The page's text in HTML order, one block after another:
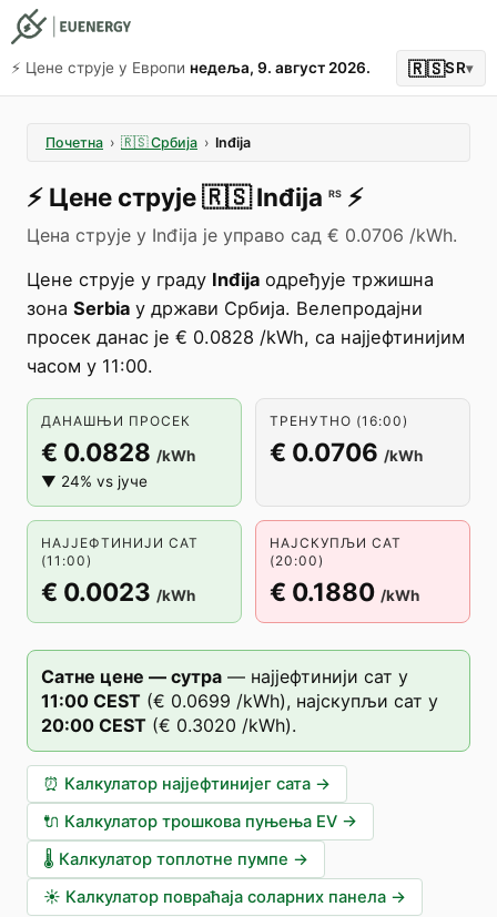
⚡️ Цене струје у Европи недеља, 9. август 2026. 🇷🇸SR▾
Почетна › 🇷🇸 Србија › Inđija
⚡️ Цене струје🇷🇸 Inđija RS ⚡️
Цена струје у Inđija је управо сад € 0.0706 /kWh.
Цене струје у граду Inđija одређује тржишна
зона Serbia у држави Србија. Велепродајни
просек данас је € 0.0828 /kWh, са најјефтинијим
часом у 11:00.
ДАНАШЊИ ПРОСЕК
€ 0.0828 /kWh
▼ 24% vs јуче
ТРЕНУТНО (16:00)
€ 0.0706 /kWh
НАЈЈЕФТИНИЈИ САТ
(11:00)
€ 0.0023 /kWh
НАЈСКУПЉИ САТ
(20:00)
€ 0.1880 /kWh
Сатне цене — сутра — најјефтинији сат у
11:00 CEST (€ 0.0699 /kWh), најскупљи сат у
20:00 CEST (€ 0.3020 /kWh).
⏰ Калкулатор најјефтинијег сата →
🔌 Калкулатор трошкова пуњења EV →
🌡️ Калкулатор топлотне пумпе →
☀️ Калкулатор повраћаја соларних панела →